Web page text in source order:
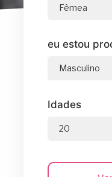
eu estou
Idades